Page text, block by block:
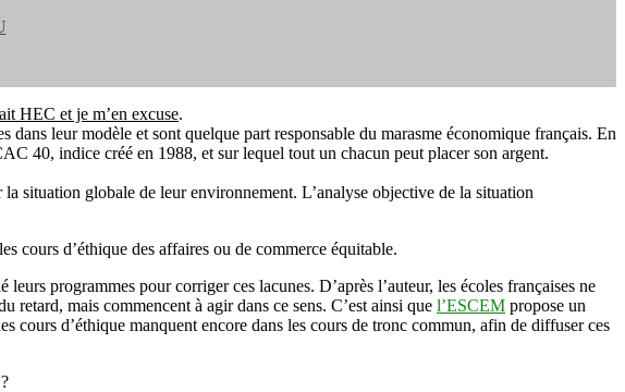
HEC et je m’en excuse.
leur modèle et sont quelque part responsable du marasme économique français. En
40, indice créé en 1988, et sur lequel tout un chacun peut placer son argent.
situation globale de leur environnement. L’analyse objective de la situation
cours d’éthique des affaires ou de commerce équitable.
programmes pour corriger ces lacunes. D’après l’auteur, les écoles françaises ne
retard, mais commencent à agir dans ce sens. C’est ainsi que l’ESCEM propose un
cours d’éthique manquent encore dans les cours de tronc commun, afin de diffuser ces